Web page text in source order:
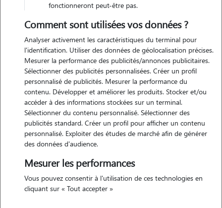
Motivation
je suis étudiante à toulouse et passionnée par les animaux depuis
toujours. j'ai aujourd'hui envie de consacrer une partie de mon temps
libre à faire ce que j'aime : m'occuper de chiens, les promener, jouer
avec eux et leur apporter de l'attention.
Expérience
j'ai la chance d'effectuer régulièrement des promenades de chiens à la
types de chiens : petits, grands, dynamiques ou plus calmes.
fonctionneront peut-être pas.
Comment sont utilisées vos données ?
Analyser activement les caractéristiques du terminal pour
l'identification. Utiliser des données de géolocalisation précises.
Mesurer la performance des publicités/annonces publicitaires.
Sélectionner des publicités personnalisées. Créer un profil
personnalisé de publicités. Mesurer la performance du
contenu. Développer et améliorer les produits. Stocker et/ou
accéder à des informations stockées sur un terminal.
Sélectionner du contenu personnalisé. Sélectionner des
publicités standard. Créer un profil pour afficher un contenu
personnalisé. Exploiter des études de marché afin de générer
des données d'audience.
Mesurer les performances
Vous pouvez consentir à l'utilisation de ces technologies en
cliquant sur « Tout accepter »